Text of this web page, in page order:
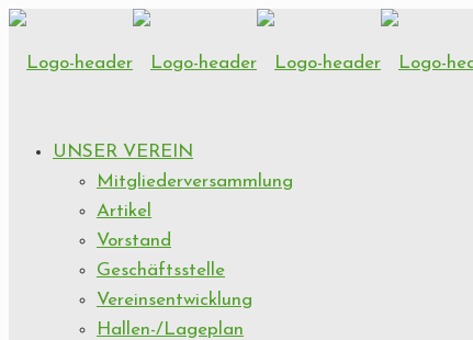
UNSER VEREIN
Mitgliederversammlung
Artikel
Vorstand
Geschäftsstelle
Vereinsentwicklung
Hallen-/Lageplan